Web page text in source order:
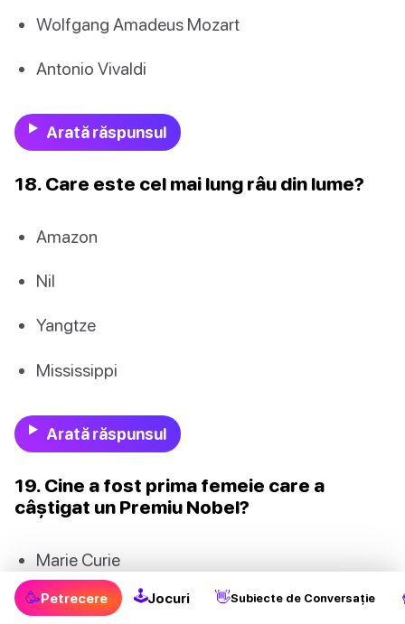
Wolfgang Amadeus Mozart
Antonio Vivaldi
Arată răspunsul
18. Care este cel mai lung râu din lume?
Amazon
Nil
Yangtze
Mississippi
Arată răspunsul
19. Cine a fost prima femeie care a
câștigat un Premiu Nobel?
Marie Curie
Jane Goodall
🥳Petrecere 🕹Jocuri 👋Subiecte de Conversație